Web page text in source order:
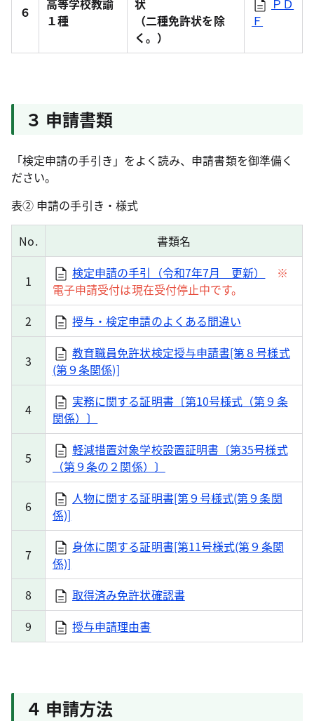
６
１種
（二種免許状を除
く。）
Ｆ
３ 申請書類
「検定申請の手引き」をよく読み、申請書類を御準備く
ださい。
表② 申請の手引き・様式
No. 書類名
1 検定申請の手引（令和7年7月 更新）
※
電子申請受付は現在受付停止中です。
2
授与・検定申請のよくある間違い
3
教育職員免許状検定授与申請書[第８号様式
(第９条関係)]
4
実務に関する証明書〔第10号様式（第９条
関係）〕
5
軽減措置対象学校設置証明書〔第35号様式
（第９条の２関係）〕
6
人物に関する証明書[第９号様式(第９条関
係)]
7
身体に関する証明書[第11号様式(第９条関
係)]
8
取得済み免許状確認書
9
授与申請理由書
４ 申請方法